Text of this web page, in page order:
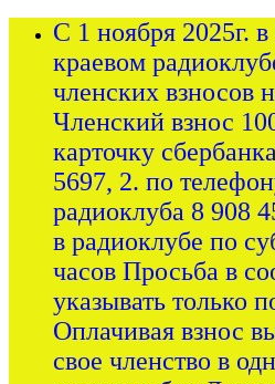
С 1 ноября 2025г.
краевом
членских взносов
Членский взнос
карточку
5697, 2. по
радиоклуба 8 908
в радиоклубе по
часов Просьба в
указывать только
Оплачивая взнос
свое членство в